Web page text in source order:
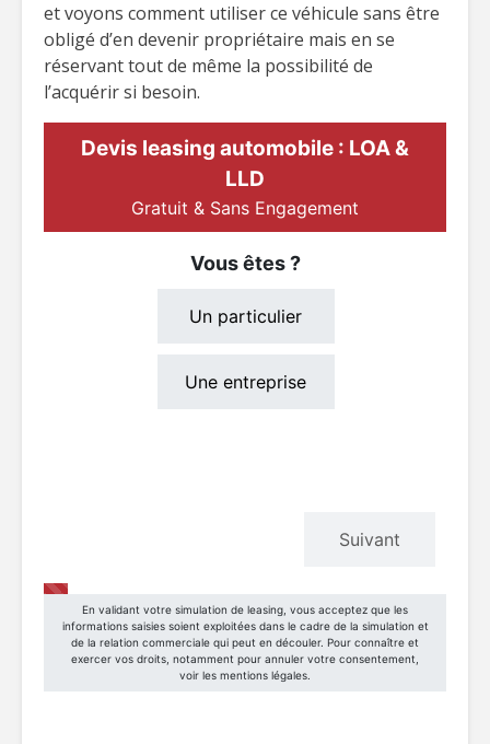
et voyons comment utiliser ce véhicule sans être
obligé d’en devenir propriétaire mais en se
réservant tout de même la possibilité de
l’acquérir si besoin.